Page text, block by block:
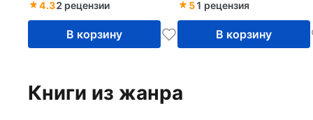
4.32 рецензии
В корзину
ФГОС
51 рецензия
В корзину
Книги из жанра